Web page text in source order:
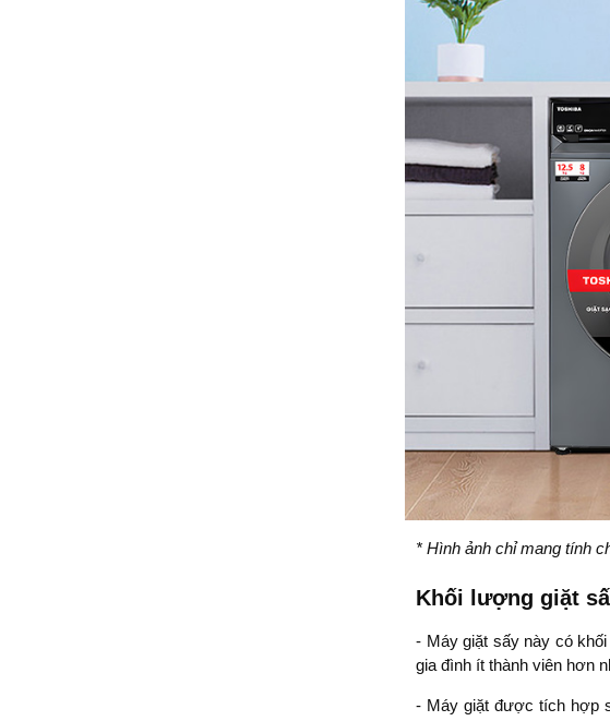
* Hình ảnh chỉ mang tính
Khối lượng giặt
- Máy giặt sấy này có
gia đình ít thành viên hơn
- Máy giặt được tích hợp